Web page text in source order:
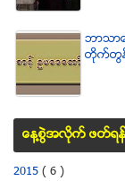
ဘာသာ
တိုက္တြ
ေန႔စြဲအလိုက္ ဖတ္ရ
2015 ( 6 )